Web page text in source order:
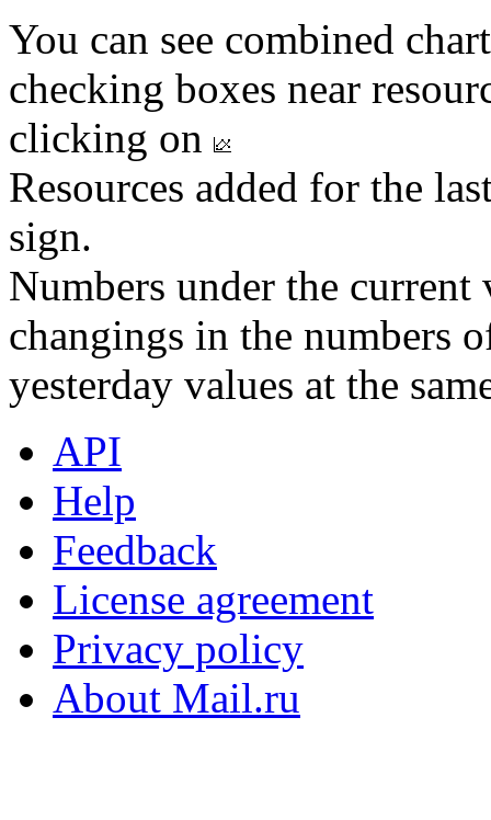
You can see combined
checking boxes near
clicking on
Resources added for the
sign.
Numbers under the
changings in the numbers
yesterday values at the
API
Help
Feedback
License agreement
Privacy policy
About Mail.ru